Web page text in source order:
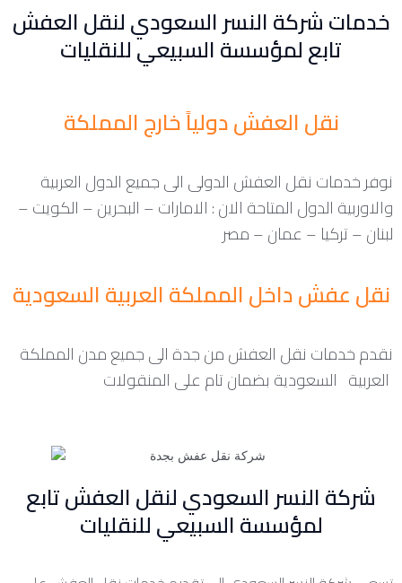
خدمات شركة النسر السعودي لنقل العفش
تابع لمؤسسة السبيعي للنقليات
نقل العفش دولياً خارج المملكة
نوفر خدمات نقل العفش الدولى الى جميع الدول العربية
والاوربية الدول المتاحة الان : الامارات – البحرين – الكويت –
لبنان – تركيا – عمان – مصر
نقل عفش داخل المملكة العربية السعودية
نقدم خدمات نقل العفش من جدة الى جميع مدن المملكة
شركة النسر السعودي لنقل العفش تابع
لمؤسسة السبيعي للنقليات